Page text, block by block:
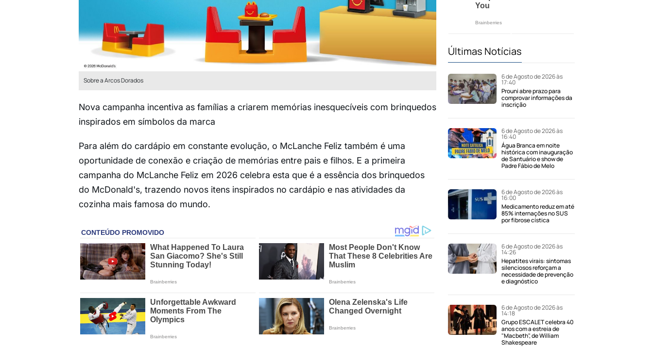
Sobre a Arcos Dorados
Nova campanha incentiva as famílias a criarem memórias inesquecíveis com brinquedos
inspirados em símbolos da marca
Para além do cardápio em constante evolução, o McLanche Feliz também é uma
oportunidade de conexão e criação de memórias entre pais e filhos. E a primeira
campanha do McLanche Feliz em 2026 celebra esta que é a essência dos brinquedos
do McDonald's, trazendo novos itens inspirados no cardápio e nas atividades da
cozinha mais famosa do mundo.
Últimas Notícias
6 de Agosto de 2026 às
17:40
Prouni abre prazo para
comprovar informações da
inscrição
6 de Agosto de 2026 às
16:40
Água Branca em noite
histórica com inauguração
de Santuário e show de
Padre Fábio de Melo
6 de Agosto de 2026 às
16:00
Medicamento reduz em até
85% internações no SUS
por fibrose cística
6 de Agosto de 2026 às
14:26
Hepatites virais: sintomas
silenciosos reforçam a
necessidade de prevenção
e diagnóstico
6 de Agosto de 2026 às
14:18
Grupo ESCALET celebra 40
anos com a estreia de
"Macbeth", de William
Shakespeare